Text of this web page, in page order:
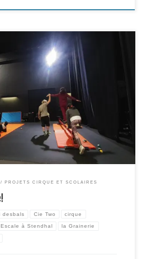
le partenariat avec le Centre culturel H.
a permis la mise en œuvre d’un stage de
pendant les vacances, animé par les artistes
à Stendhal ». Durant 4 jours, dans la salle […]
PROJETS CIRQUE ET SCOLAIRES
desbals Cie Two cirque
Escale à Stendhal la Grainerie